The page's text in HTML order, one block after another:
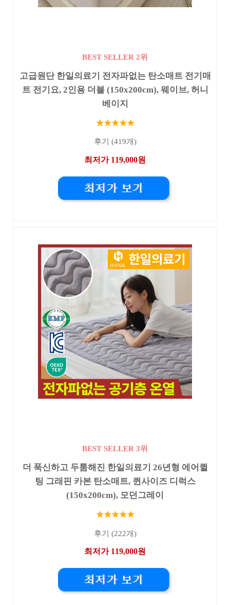
BEST SELLER 2위
고급원단 한일의료기 전자파없는 탄소매트 전기매
트 전기요, 2인용 더블 (150x200cm), 웨이브, 허니
베이지
★★★★★
후기 (419개)
최저가 119,000원
BEST SELLER 3위
더 푹신하고 두툼해진 한일의료기 26년형 에어퀼
팅 그래핀 카본 탄소매트, 퀸사이즈 디럭스
(150x200cm), 모던그레이
★★★★★
후기 (222개)
최저가 119,000원